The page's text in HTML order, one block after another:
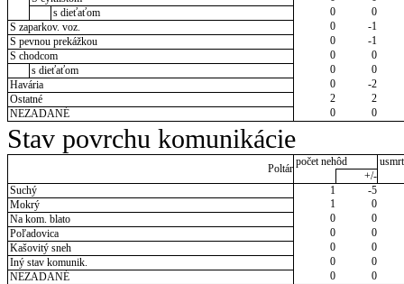
s dieťaťom
0
0
S zaparkov. voz.
0
-1
S pevnou prekážkou
0
-1
S chodcom
0
0
s dieťaťom
0
0
Havária
0
-2
Ostatné
2
2
NEZADANÉ
0 0
Stav povrchu komunikácie
Poltár
počet nehôd
+/-
Suchý
1
-5
Mokrý
1
0
Na kom. blato
0
0
Poľadovica
0
0
Kašovitý sneh
0
0
Iný stav komunik.
0
0
NEZADANÉ
0 0